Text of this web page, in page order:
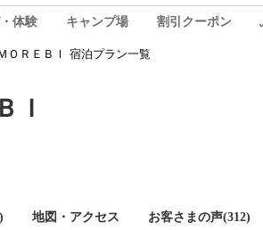
体験 キャンプ場 割引クーポン
ＲＥＢＩ 宿泊プラン一覧
Ｉ
地図・アクセス お客さまの声(312)